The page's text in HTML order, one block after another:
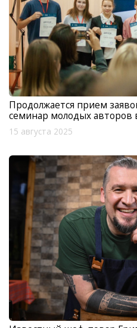
Продолжается прием
семинар молодых авторов
15 августа 2025